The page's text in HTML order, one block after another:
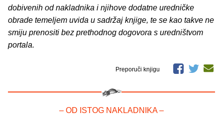
dobivenih od nakladnika i njihove dodatne uredničke
obrade temeljem uvida u sadržaj knjige, te se kao takve ne
smiju prenositi bez prethodnog dogovora s uredništvom
portala.
Preporuči knjigu
– OD ISTOG NAKLADNIKA –